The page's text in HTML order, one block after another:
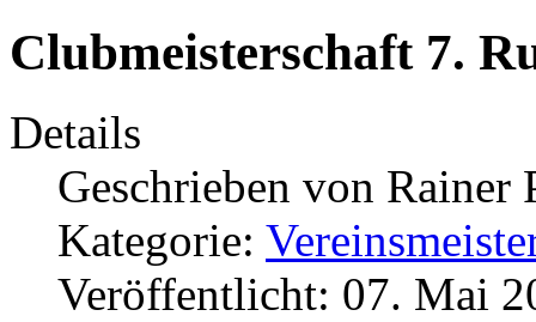
Clubmeisterschaft 7.
Details
Geschrieben von Rainer
Kategorie:
Veröffentlicht: 07. Mai